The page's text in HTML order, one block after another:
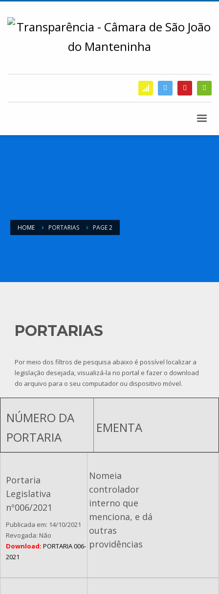
HOME PORTARIAS PAGE 2
PORTARIAS
Por meio dos filtros de pesquisa abaixo é possível localizar a
legislação desejada, visualizá-la no portal e fazer o download
do arquivo para o seu computador ou dispositivo móvel.
NÚMERO DA
PORTARIA
EMENTA
Portaria
Legislativa
nº006/2021
Publicada em: 14/10/2021
Revogada: Não
Download: PORTARIA 006-
2021
Nomeia
controlador
interno que
menciona, e dá
outras
providências